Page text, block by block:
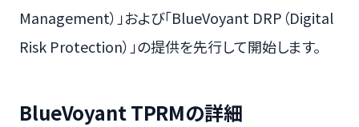
Management）」および「BlueVoyant DRP（Digital
Risk Protection）」の提供を先行して開始します。
BlueVoyant TPRMの詳細